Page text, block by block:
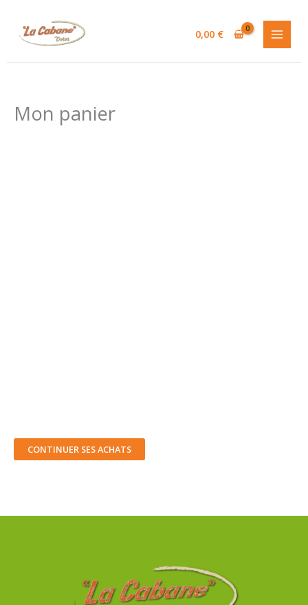
contenu
0,00 €
Mon panier
CONTINUER SES ACHATS